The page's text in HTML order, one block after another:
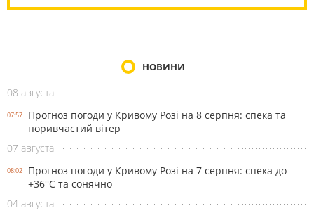
НОВИНИ
08 августа
07:57
Прогноз погоди у Кривому Розі на 8 серпня: спека та
поривчастий вітер
07 августа
08:02
Прогноз погоди у Кривому Розі на 7 серпня: спека до
+36°С та сонячно
04 августа